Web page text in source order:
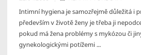
Intimní hygiena je samozřejmě důležitá i
především v životě ženy je třeba ji
pokud má žena problémy s mykózou či
gynekologickými potížemi ...